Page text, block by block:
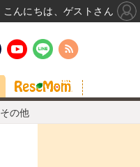
その他
こんにちは、ゲストさん